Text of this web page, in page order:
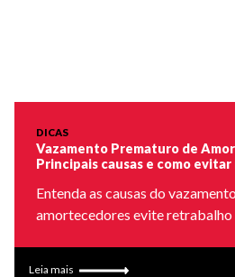
DICAS
Vazamento Prematuro de
Principais causas e como evitar
Entenda as causas do
amortecedores evite retrabalho
Leia mais